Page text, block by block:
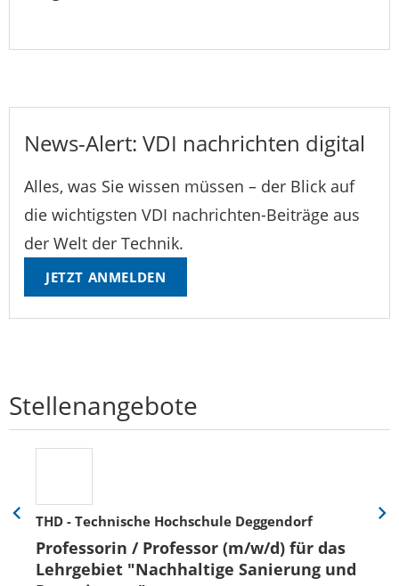
News-Alert: VDI nachrichten digital
Alles, was Sie wissen müssen – der Blick auf
die wichtigsten VDI nachrichten-Beiträge aus
der Welt der Technik.
JETZT ANMELDEN
Stellenangebote
THD - Technische Hochschule Deggendorf
Professorin / Professor (m/w/d) für das
Lehrgebiet "Nachhaltige Sanierung und
Eine
zurück
Eine